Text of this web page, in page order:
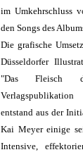
im Umkehrschluss
den Songs des
Die grafische
Düsseldorfer
"Das Fleisch
entstand aus der
Kai Meyer einige
Intensive,